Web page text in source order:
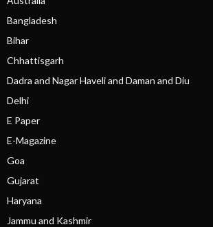
Bangladesh
Bihar
Chhattisgarh
Dadra and Nagar Haveli and Daman and Diu
Delhi
E Paper
E-Magazine
Goa
Gujarat
Haryana
Jammu and Kashmir